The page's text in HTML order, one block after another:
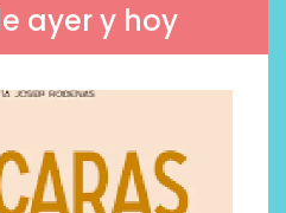
ayer y hoy